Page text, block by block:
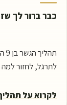
כבר ברור לך
לתרגל, לחזור
לקרוא על תהליך 9